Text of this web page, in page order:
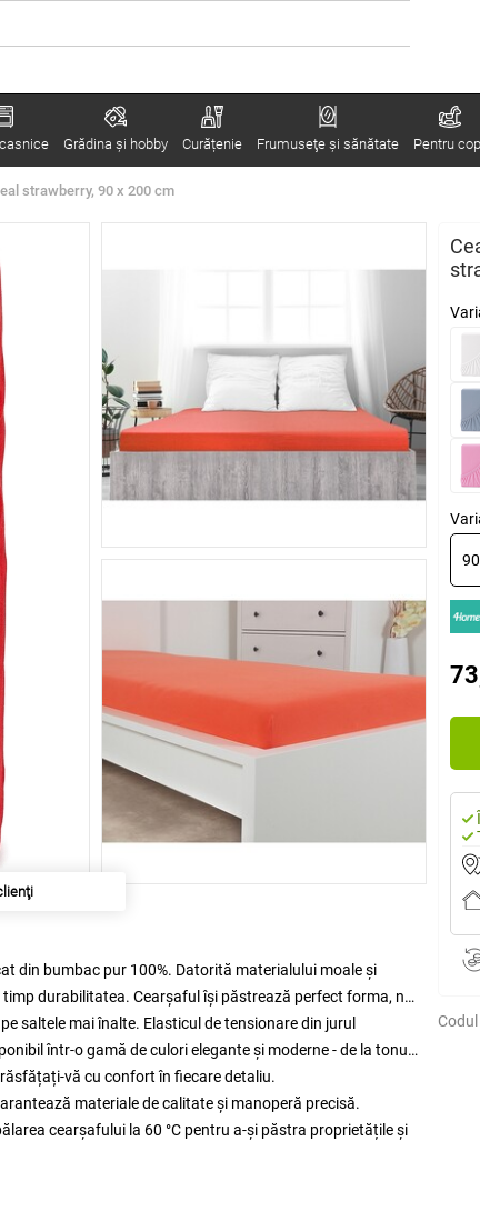
Grădina şi hobby Curățenie Frumuseţe şi sănătate Pentru
strawberry, 90 x 200 cm
de
din bumbac pur 100%. Datorită materialului moale și
durabilitatea. Cearșaful își păstrează perfect forma, nu
saltele mai înalte. Elasticul de tensionare din jurul
într-o gamă de culori elegante și moderne - de la tonuri
vă cu confort în fiecare detaliu.
materiale de calitate și manoperă precisă.
cearșafului la 60 °C pentru a-și păstra proprietățile și